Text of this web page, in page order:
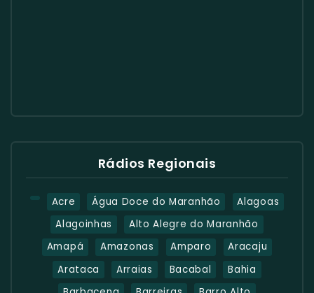
Rádios Regionais
Acre Água Doce do Maranhão
Alagoas
Alagoinhas
Alto Alegre do Maranhão
Amapá
Amazonas Amparo
Aracaju
Arataca
Arraias Bacabal
Bahia